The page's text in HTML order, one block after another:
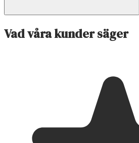
Vad våra kunder säger